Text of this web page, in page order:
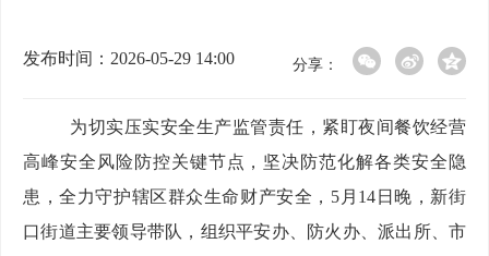
发布时间：2026-05-29 14:00 分享：
为切实压实安全生产监管责任，紧盯夜间餐饮经营
高峰安全风险防控关键节点，坚决防范化解各类安全隐
患，全力守护辖区群众生命财产安全， 5月14日晚，新街
口街道主要领导带队，组织平安办、防火办、派出所、市